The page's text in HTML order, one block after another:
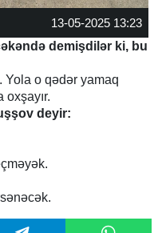
13-05-2025 13:23
demişdilər ki, bu
Yola o qədər yamaq
oxşayır.
deyir: